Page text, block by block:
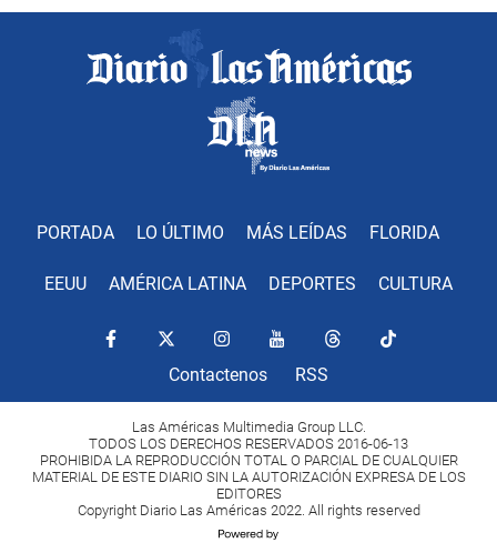
PORTADA LO ÚLTIMO MÁS LEÍDAS FLORIDA
EEUU AMÉRICA LATINA DEPORTES CULTURA
Contactenos RSS
Las Américas Multimedia Group LLC.
TODOS LOS DERECHOS RESERVADOS 2016-06-13
PROHIBIDA LA REPRODUCCIÓN TOTAL O PARCIAL DE CUALQUIER
MATERIAL DE ESTE DIARIO SIN LA AUTORIZACIÓN EXPRESA DE LOS
EDITORES
Copyright Diario Las Américas 2022. All rights reserved